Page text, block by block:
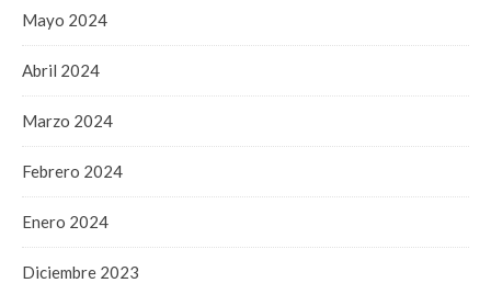
Mayo 2024
Abril 2024
Marzo 2024
Febrero 2024
Enero 2024
Diciembre 2023